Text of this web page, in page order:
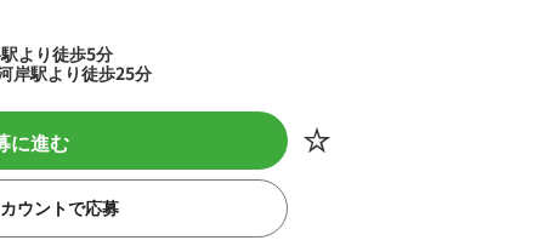
より徒歩5分
岸駅より徒歩25分
に進む
ウントで応募